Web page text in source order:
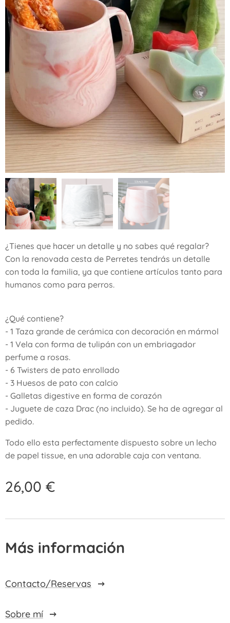
¿Tienes que hacer un detalle y no sabes qué regalar?
Con la renovada cesta de Perretes tendrás un detalle
con toda la familia, ya que contiene artículos tanto para
humanos como para perros.
¿Qué contiene?
- 1 Taza grande de cerámica con decoración en mármol
- 1 Vela con forma de tulipán con un embriagador
perfume a rosas.
- 6 Twisters de pato enrollado
- 3 Huesos de pato con calcio
- Galletas digestive en forma de corazón
- Juguete de caza Drac (no incluido). Se ha de agregar al
pedido.
Todo ello esta perfectamente dispuesto sobre un lecho
de papel tissue, en una adorable caja con ventana.
26,00 €
Más información
Contacto/Reservas
Sobre mí